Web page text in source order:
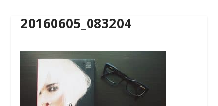
20160605_083204